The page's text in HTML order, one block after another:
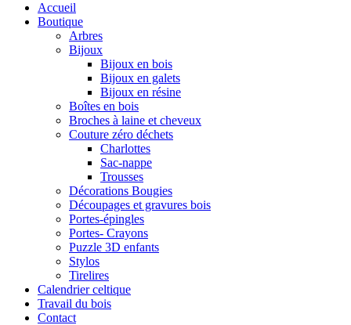
Accueil
Boutique
Arbres
Bijoux
Bijoux en bois
Bijoux en galets
Bijoux en résine
Boîtes en bois
Broches à laine et cheveux
Couture zéro déchets
Charlottes
Sac-nappe
Trousses
Décorations Bougies
Découpages et gravures bois
Portes-épingles
Portes- Crayons
Puzzle 3D enfants
Stylos
Tirelires
Calendrier celtique
Travail du bois
Contact